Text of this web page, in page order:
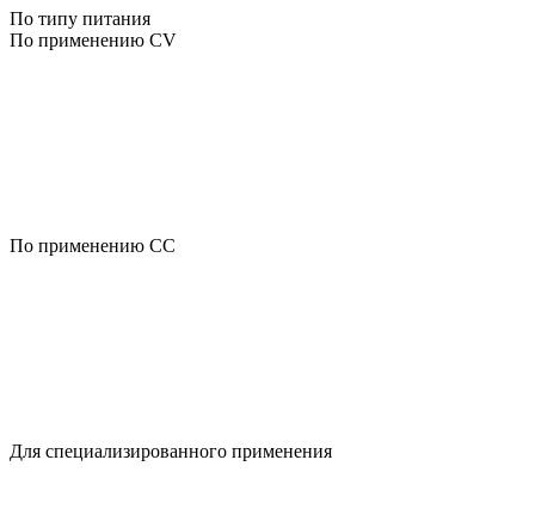
По типу питания
По применению CV
По применению CC
Для специализированного применения